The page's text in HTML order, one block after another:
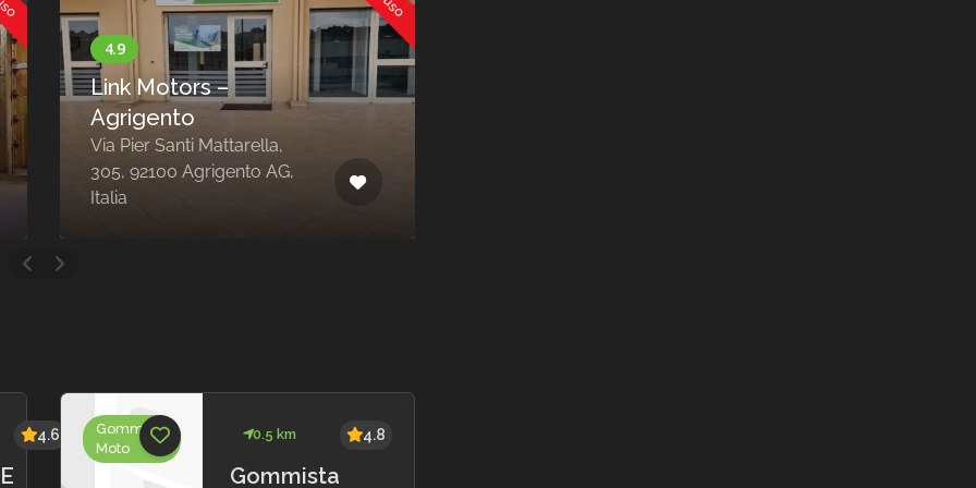
Andala Motors
Ragusa
Viale delle Americhe, 266,
97100 Ragusa RG, Italia
4.8
Noleggio
Moto
1.0 km
Mondello